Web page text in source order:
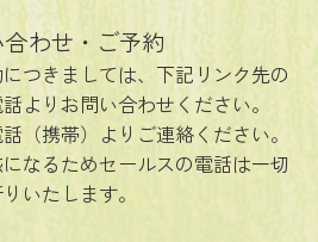
わせ・ご予約
つきましては、下記リンク先の
よりお問い合わせください。
（携帯）よりご連絡ください。
なるためセールスの電話は一切
いたします。